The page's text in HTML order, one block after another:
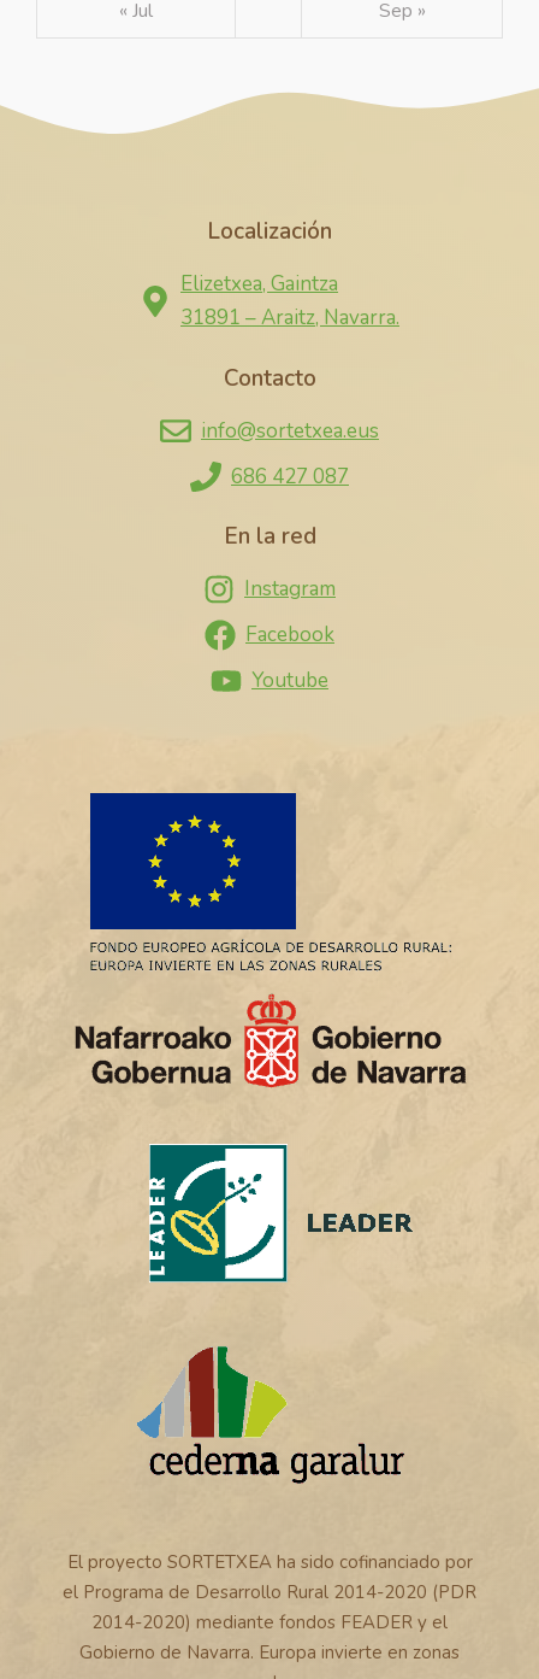
« Jul
Sep »
Localización
Elizetxea, Gaintza
31891 – Araitz, Navarra.
Contacto
info@sortetxea.eus
686 427 087
En la red
Instagram
Facebook
Youtube
El proyecto SORTETXEA ha sido cofinanciado por
el Programa de Desarrollo Rural 2014-2020 (PDR
2014-2020) mediante fondos FEADER y el
Gobierno de Navarra. Europa invierte en zonas